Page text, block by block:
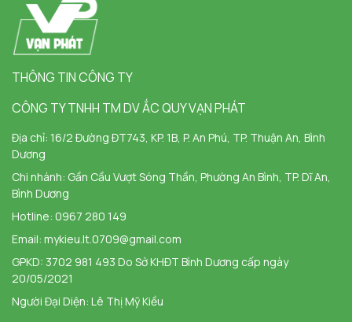
THÔNG TIN CÔNG TY
CÔNG TY TNHH TM DV ẮC QUY VẠN PHÁT
Địa chỉ: 16/2 Đường ĐT743, KP. 1B, P. An Phú, TP. Thuận An, Bình
Dương
Chi nhánh: Gần Cầu Vượt Sóng Thần, Phường An Bình, TP. Dĩ An,
Bình Dương
Hotline: 0967 280 149
Email: mykieu.lt.0709@gmail.com
GPKD: 3702 981 493 Do Sở KHĐT Bình Dương cấp ngày
20/05/2021
Người Đại Diện: Lê Thị Mỹ Kiều